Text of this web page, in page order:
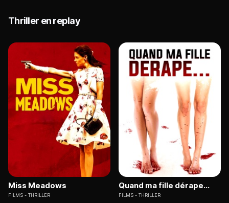
Thriller en replay
Miss Meadows
FILMS THRILLER
Quand ma fille dérape...
FILMS THRILLER